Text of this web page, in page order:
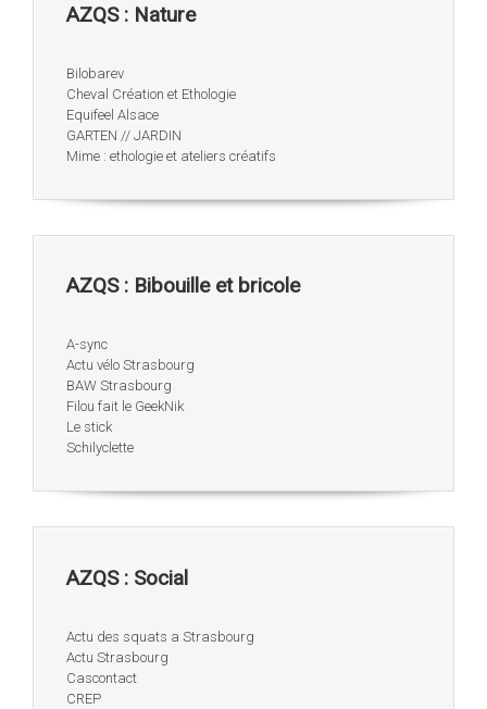
AZQS : Nature
Bilobarev
Cheval Création et Ethologie
Equifeel Alsace
GARTEN // JARDIN
Mime : ethologie et ateliers créatifs
AZQS : Bibouille et bricole
A-sync
Actu vélo Strasbourg
BAW Strasbourg
Filou fait le GeekNik
Le stick
Schilyclette
AZQS : Social
Actu des squats a Strasbourg
Actu Strasbourg
Cascontact
CREP